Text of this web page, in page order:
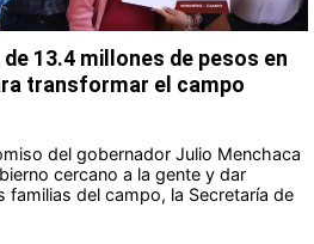
13.4 millones de pesos en
transformar el campo
del gobernador Julio Menchaca
cercano a la gente y dar
familias del campo, la Secretaría de